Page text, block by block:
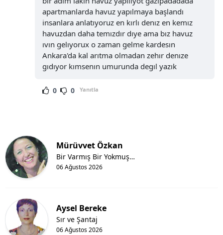
apartmanlarda havuz yapılmaya başlandı
insanlara anlatıyoruz en kırlı denız en kemız
havuzdan daha temızdır dıye ama bız havuz
ıvın gelıyorux o zaman gelme kardesın
Ankara'da kal arıtma olmadan zehır denıze
gıdıyor kımsenın umurunda degıl yazık
0 0 Yanıtla
Mürüvvet Özkan
06 Ağustos 2026
Bir Varmış Bir Yokmuş…
Aysel Bereke
06 Ağustos 2026
Sır ve Şantaj